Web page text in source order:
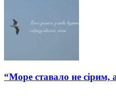
“Море ставало не